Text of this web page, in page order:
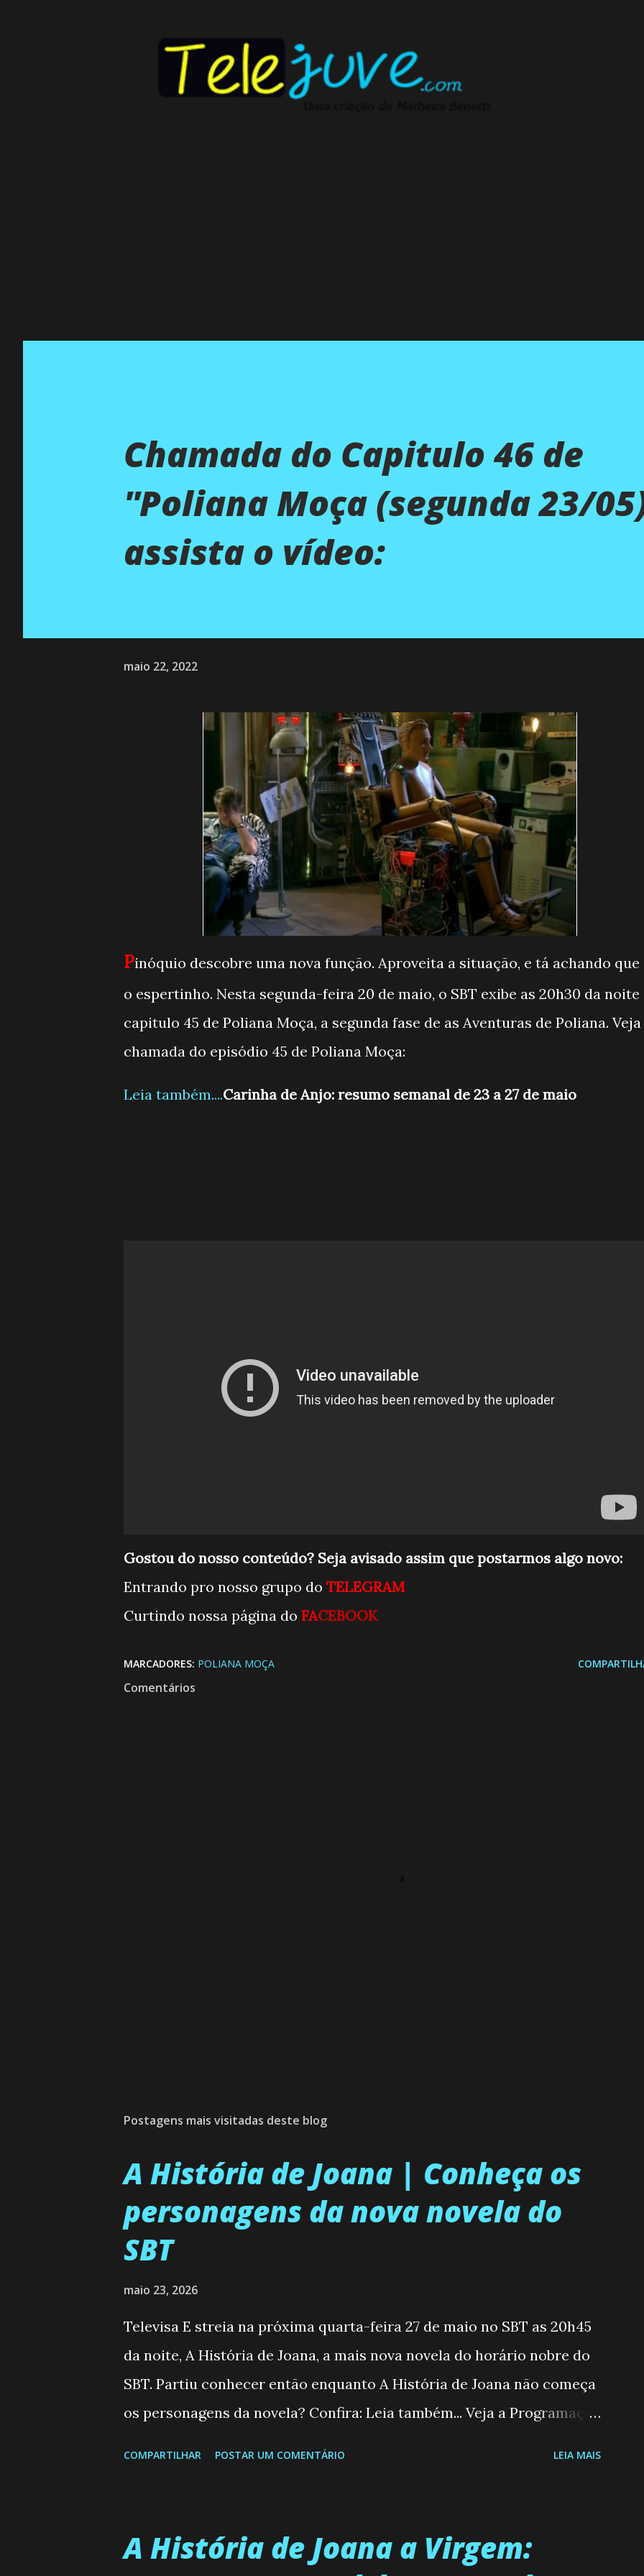
Chamada do Capitulo 46 de
''Poliana Moça (segunda 23/
assista o vídeo:
maio 22, 2022
Pinóquio descobre uma nova função. Aproveita a situação, e tá achando que
o espertinho. Nesta segunda-feira 20 de maio, o SBT exibe as 20h30 da noite
capitulo 45 de Poliana Moça, a segunda fase de as Aventuras de Poliana. Veja
chamada do episódio 45 de Poliana Moça:
Leia também....Carinha de Anjo: resumo semanal de 23 a 27 de maio
Gostou do nosso conteúdo? Seja avisado assim que postarmos algo novo:
Entrando pro nosso grupo do TELEGRAM
Curtindo nossa página do FACEBOOK
MARCADORES: POLIANA MOÇA
Comentários
Postagens mais visitadas deste blog
A História de Joana | Conheça os
personagens da nova novela do
SBT
maio 23, 2026
Televisa E streia na próxima quarta-feira 27 de maio no SBT as 20h45
da noite, A História de Joana, a mais nova novela do horário nobre do
SBT. Partiu conhecer então enquanto A História de Joana não começa
os personagens da novela? Confira: Leia também... Veja a Programação
homem que realmente ama, o que não é fácil, já que dedica todas as
COMPARTILHAR POSTAR UM COMENTÁRIO LEIA MAIS
A História de Joana a Virgem: